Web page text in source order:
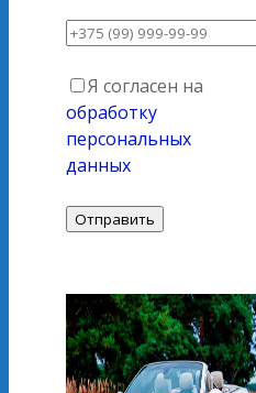
Я согласен на
обработку
персональных
данных